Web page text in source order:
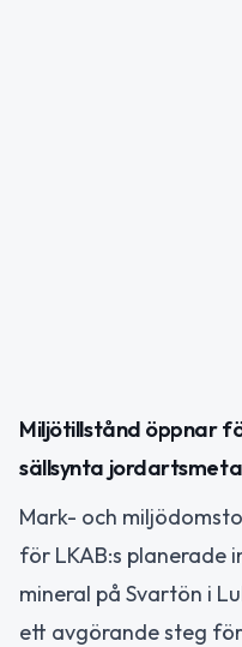
Miljötillstånd öppnar
sällsynta
Mark- och
för LKAB:s planerade
mineral på Svartön i
ett avgörande steg